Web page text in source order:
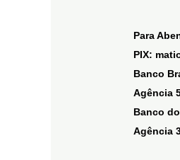
Para
PIX:
Banco
Agência
Banco
Agência